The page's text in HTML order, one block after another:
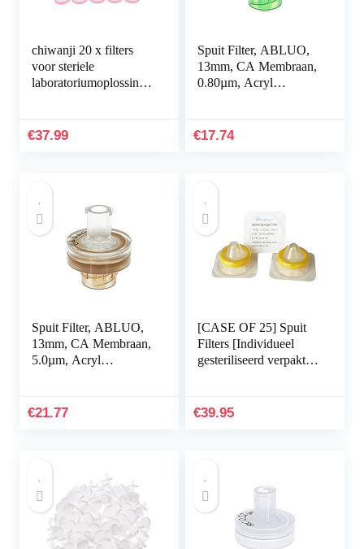
chiwanji 20 x filters
voor steriele
laboratoriumoplossinge
€37.99
Spuit Filter, ABLUO,
13mm, CA Membraan,
0.80µm, Acryl
€17.74
Spuit Filter, ABLUO,
13mm, CA Membraan,
5.0µm, Acryl
€21.77
[CASE OF 25] Spuit
Filters [Individueel
gesteriliseerd verpakt]
poriegrootte 0.22μm
€39.95